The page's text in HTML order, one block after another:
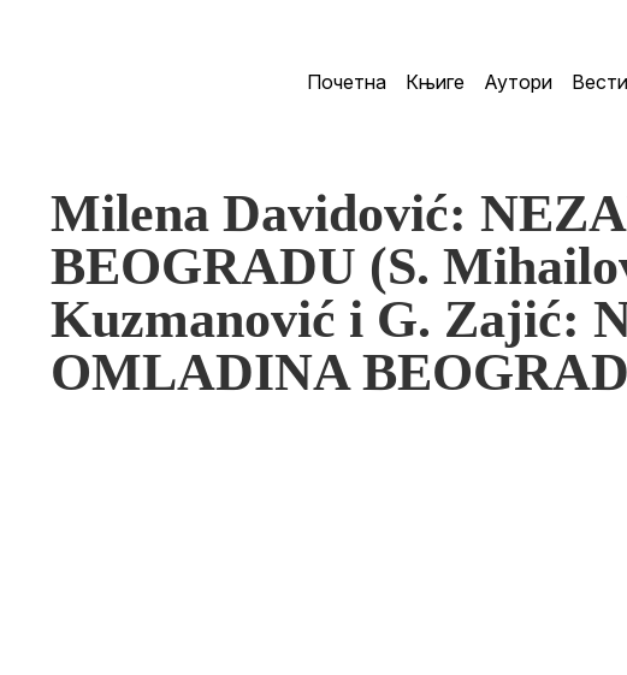
Почетна Књиге Аутори Вести
Milena Davidović:
BEOGRADU (S.
Kuzmanović i G. Zajić:
OMLADINA